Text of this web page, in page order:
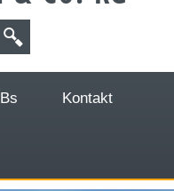
Kontakt